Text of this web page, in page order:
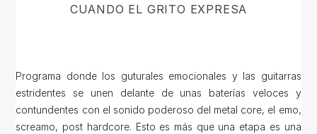
CUANDO EL GRITO EXPRESA
Programa donde los guturales emocionales y las guitarras
estridentes se unen delante de unas baterías veloces y
contundentes con el sonido poderoso del metal core, el emo,
screamo, post hardcore. Esto es más que una etapa es una